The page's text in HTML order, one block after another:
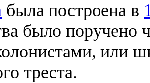
была построена в
было поручено
или
треста.